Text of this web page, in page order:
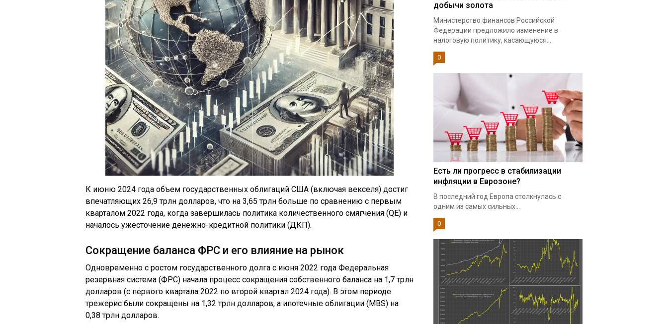
К июню 2024 года объем государственных облигаций США (включая векселя) достиг
впечатляющих 26,9 трлн долларов, что на 3,65 трлн больше по сравнению с первым
кварталом 2022 года, когда завершилась политика количественного смягчения (QE) и
началось ужесточение денежно-кредитной политики (ДКП).
Сокращение баланса ФРС и его влияние на рынок
Одновременно с ростом государственного долга с июня 2022 года Федеральная
резервная система (ФРС) начала процесс сокращения собственного баланса на 1,7 трлн
долларов (с первого квартала 2022 по второй квартал 2024 года). В этом периоде
трежерис были сокращены на 1,32 трлн долларов, а ипотечные облигации (MBS) на
0,38 трлн долларов.
добычи золота
Министерство финансов Российской
Федерации предложило изменение в
налоговую политику, касающуюся...
0
Есть ли прогресс в стабилизации
инфляции в Еврозоне?
В последний год Европа столкнулась с
одним из самых сильных...
0